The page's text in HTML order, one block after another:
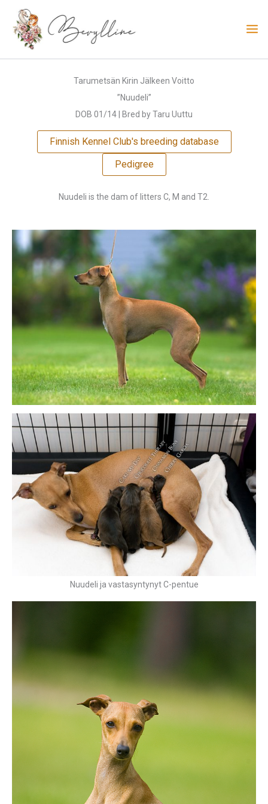
content
Tarumetsän Kirin Jälkeen Voitto
”Nuudeli”
DOB 01/14 | Bred by Taru Uuttu
Finnish Kennel Club's breeding database
Pedigree
Nuudeli is the dam of litters C, M and T2.
Nuudeli ja vastasyntynyt C-pentue